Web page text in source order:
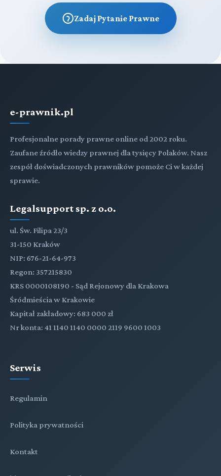
Zadaj Pytanie Prawne
e-prawnik.pl
Profesjonalne porady prawne online od 2002 roku.
Zaufane źródło wiedzy prawnej dla tysięcy Polaków. Nasz
zespół doświadczonych prawników pomoże Ci w każdej
sprawie.
Legalsupport sp. z o.o.
ul. Św. Filipa 23/3
31-150 Kraków
NIP: 676-21-64-973
Regon: 357215830
KRS 0000108190 - Sąd Rejonowy dla Krakowa
Śródmieścia w Krakowie
Kapitał zakładowy: 683 000 zł
Nr konta: 41 1140 1140 0000 2119 9600 1003
Serwis
Regulamin
Polityka prywatności
Kontakt